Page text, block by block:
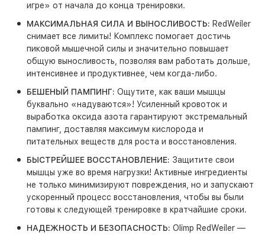
игре» от начала до конца тренировки.
МАКСИМАЛЬНАЯ СИЛА И ВЫНОСЛИВОСТЬ: RedWeiler
снимает все лимиты! Комплекс помогает достичь
пиковой мышечной силы и значительно повышает
общую выносливость, позволяя вам работать дольше,
интенсивнее и продуктивнее, чем когда-либо.
БЕШЕНЫЙ ПАМПИНГ: Ощутите, как ваши мышцы
буквально «надуваются»! Усиленный кровоток и
выработка оксида азота гарантируют экстремальный
пампинг, доставляя максимум кислорода и
питательных веществ для роста и восстановления.
БЫСТРЕЙШЕЕ ВОССТАНОВЛЕНИЕ: Защитите свои
мышцы уже во время нагрузки! Активные ингредиенты
не только минимизируют повреждения, но и запускают
ускоренный процесс восстановления, чтобы вы были
готовы к следующей тренировке в кратчайшие сроки.
НАДЕЖНОСТЬ И БЕЗОПАСНОСТЬ: Olimp RedWeiler —